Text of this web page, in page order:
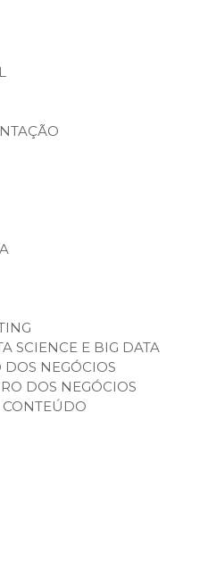
SCIENCE E BIG DATA
NEGÓCIOS
DOS NEGÓCIOS